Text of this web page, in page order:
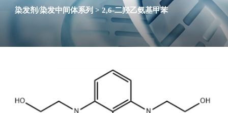
染发剂/染发中间体系列 > 2,6-二羟乙氨基甲苯